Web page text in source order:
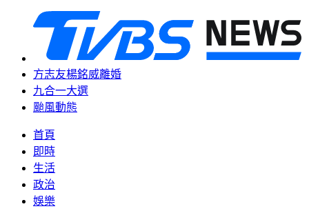
方志友楊銘威離婚
九合一大選
颱風動態
首頁
即時
生活
政治
娛樂